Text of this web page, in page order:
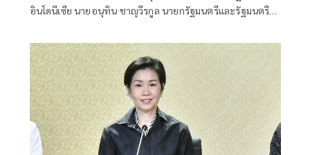
อินโดนีเซีย นายอนุทิน ชาญวีรกูล นายกรัฐมนตรีและรัฐมนตรี